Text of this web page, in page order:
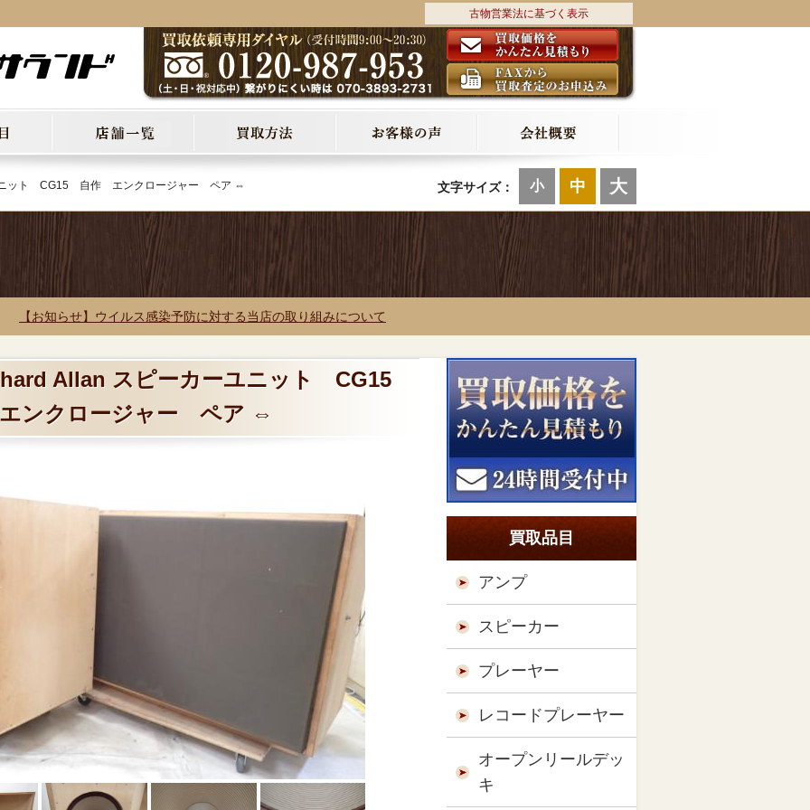
古物営業法に基づく表示
文字サイズ： 小 中 大
ニット CG15 自作 エンクロージャー ペア ⇔
【お知らせ】ウイルス感染予防に対する当店の取り組みについて
Allan スピーカーユニット CG15
ンクロージャー ペア ⇔
買取品目
アンプ
スピーカー
プレーヤー
レコードプレーヤー
オープンリールデッ
キ